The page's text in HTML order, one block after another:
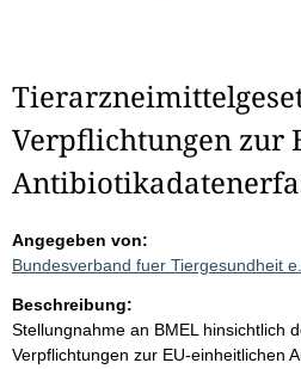
Verpflichtungen zur
Angegeben von:
Bundesverband fuer Tiergesundheit
Beschreibung:
Stellungnahme an BMEL hinsichtlich
Verpflichtungen zur EU-einheitlichen